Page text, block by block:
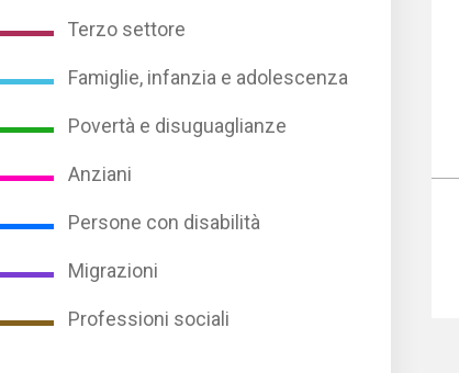
Terzo settore
Famiglie, infanzia e adolescenza
Povertà e disuguaglianze
Anziani
Persone con disabilità
Migrazioni
Professioni sociali